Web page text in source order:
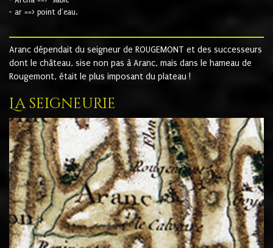
- ar ==> point d'eau.
Aranc dépendait du seigneur de ROUGEMONT et des successeurs
dont le château, sise non pas à Aranc, mais dans le hameau de
Rougemont, était le plus imposant du plateau !
La seigneurie